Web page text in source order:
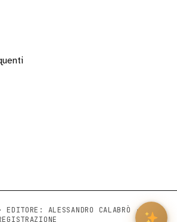
ALESSANDRO CALABRÒ ·
ISSN